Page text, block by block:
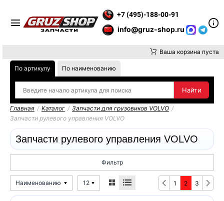
+7 (495)-188-00-91
info@gruz-shop.ru
Ваша корзина пуста
По артикулу По наименованию
Главная / Каталог / Запчасти для грузовиков VOLVO /
Запчасти рулевого управления VOLVO
Запчасти рулевого управления VOLVO
Фильтр
Наименованию 12 1 2 3